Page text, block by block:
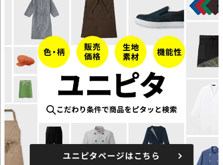
ユニピタページはこちら